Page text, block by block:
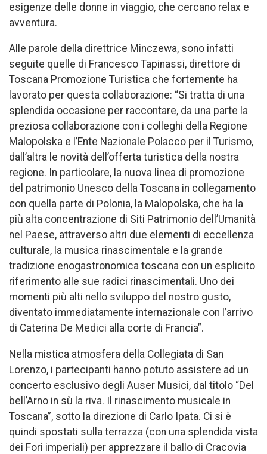
esigenze delle donne in viaggio, che cercano relax e
avventura.
Alle parole della direttrice Minczewa, sono infatti
seguite quelle di Francesco Tapinassi, direttore di
Toscana Promozione Turistica che fortemente ha
lavorato per questa collaborazione: “Si tratta di una
splendida occasione per raccontare, da una parte la
preziosa collaborazione con i colleghi della Regione
Malopolska e l’Ente Nazionale Polacco per il Turismo,
dall’altra le novità dell’offerta turistica della nostra
regione. In particolare, la nuova linea di promozione
del patrimonio Unesco della Toscana in collegamento
con quella parte di Polonia, la Malopolska, che ha la
più alta concentrazione di Siti Patrimonio dell’Umanità
nel Paese, attraverso altri due elementi di eccellenza
culturale, la musica rinascimentale e la grande
tradizione enogastronomica toscana con un esplicito
riferimento alle sue radici rinascimentali. Uno dei
momenti più alti nello sviluppo del nostro gusto,
diventato immediatamente internazionale con l’arrivo
di Caterina De Medici alla corte di Francia”.
Nella mistica atmosfera della Collegiata di San
Lorenzo, i partecipanti hanno potuto assistere ad un
concerto esclusivo degli Auser Musici, dal titolo “Del
bell’Arno in sù la riva. Il rinascimento musicale in
Toscana”, sotto la direzione di Carlo Ipata. Ci si è
quindi spostati sulla terrazza (con una splendida vista
dei Fori imperiali) per apprezzare il ballo di Cracovia